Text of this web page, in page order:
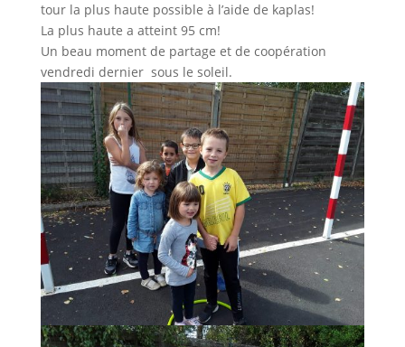
tour la plus haute possible à l’aide de kaplas!
La plus haute a atteint 95 cm!
Un beau moment de partage et de coopération
vendredi dernier sous le soleil.